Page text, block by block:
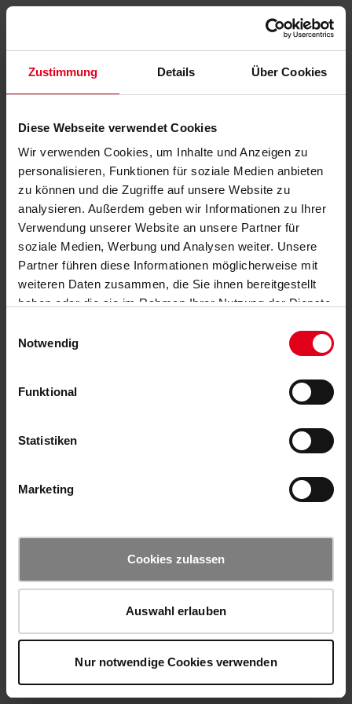
Zustimmung Details Über Cookies
Diese Webseite verwendet Cookies
Wir verwenden Cookies, um Inhalte und Anzeigen zu
personalisieren, Funktionen für soziale Medien anbieten
zu können und die Zugriffe auf unsere Website zu
analysieren. Außerdem geben wir Informationen zu Ihrer
Verwendung unserer Website an unsere Partner für
soziale Medien, Werbung und Analysen weiter. Unsere
Partner führen diese Informationen möglicherweise mit
weiteren Daten zusammen, die Sie ihnen bereitgestellt
haben oder die sie im Rahmen Ihrer Nutzung der Dienste
Notwendig
Funktional
Statistiken
Marketing
Cookies zulassen
Auswahl erlauben
Nur notwendige Cookies verwenden